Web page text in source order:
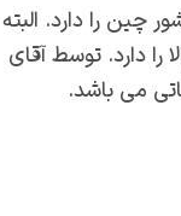
را دارد. البته
به کشور سنگاپور می باشد که یک تیم با ۱۵۰ عضو رده بالا را دارد. توسط آقای
می باشد.